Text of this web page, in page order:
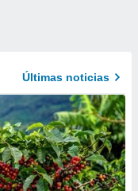
Últimas noticias